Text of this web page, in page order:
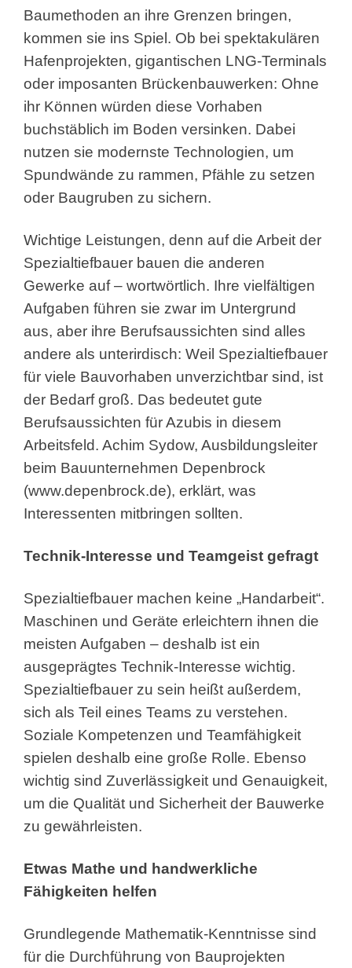
Baumethoden an ihre Grenzen bringen,
kommen sie ins Spiel. Ob bei spektakulären
Hafenprojekten, gigantischen LNG-Terminals
oder imposanten Brückenbauwerken: Ohne
ihr Können würden diese Vorhaben
buchstäblich im Boden versinken. Dabei
nutzen sie modernste Technologien, um
Spundwände zu rammen, Pfähle zu setzen
oder Baugruben zu sichern.
Wichtige Leistungen, denn auf die Arbeit der
Spezialtiefbauer bauen die anderen
Gewerke auf – wortwörtlich. Ihre vielfältigen
Aufgaben führen sie zwar im Untergrund
aus, aber ihre Berufsaussichten sind alles
andere als unterirdisch: Weil Spezialtiefbauer
für viele Bauvorhaben unverzichtbar sind, ist
der Bedarf groß. Das bedeutet gute
Berufsaussichten für Azubis in diesem
Arbeitsfeld. Achim Sydow, Ausbildungsleiter
beim Bauunternehmen Depenbrock
(www.depenbrock.de), erklärt, was
Interessenten mitbringen sollten.
Technik-Interesse und Teamgeist gefragt
Spezialtiefbauer machen keine „Handarbeit“.
Maschinen und Geräte erleichtern ihnen die
meisten Aufgaben – deshalb ist ein
ausgeprägtes Technik-Interesse wichtig.
Spezialtiefbauer zu sein heißt außerdem,
sich als Teil eines Teams zu verstehen.
Soziale Kompetenzen und Teamfähigkeit
spielen deshalb eine große Rolle. Ebenso
wichtig sind Zuverlässigkeit und Genauigkeit,
um die Qualität und Sicherheit der Bauwerke
zu gewährleisten.
Etwas Mathe und handwerkliche
Fähigkeiten helfen
Grundlegende Mathematik-Kenntnisse sind
für die Durchführung von Bauprojekten